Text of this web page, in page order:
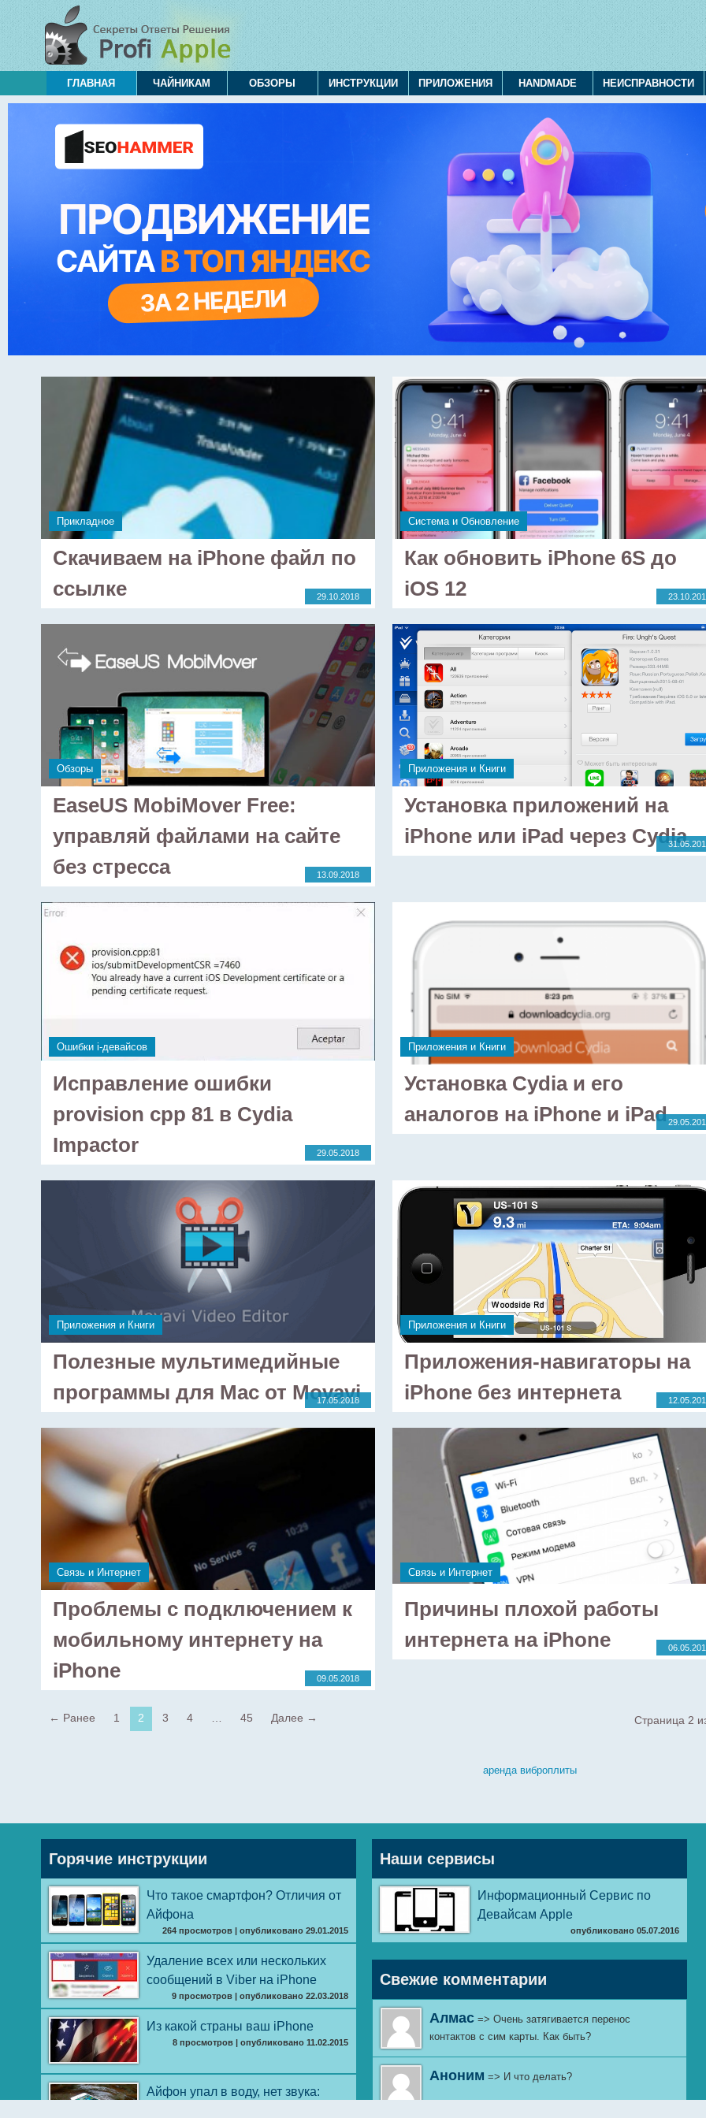
ГЛАВНАЯ ЧАЙНИКАМ ОБЗОРЫ ИНСТРУКЦИИ ПРИЛОЖЕНИЯ HANDMADE НЕИСПРАВНОСТИ
Прикладное
Скачиваем на iPhone файл по
ссылке
29.10.2018
Система и Обновление
Как обновить iPhone 6S до
iOS 12
Обзоры
EaseUS MobiMover Free:
управляй файлами на сайте
без стресса
13.09.2018
Приложения и Книги
Установка приложений на
iPhone или iPad через Cydia
Ошибки i-девайсов
Исправление ошибки
provision cpp 81 в Cydia
Impactor
29.05.2018
Приложения и Книги
Установка Cydia и его
аналогов на iPhone и iPad
Приложения и Книги
Полезные мультимедийные
программы для Mac от Movavi
17.05.2018
Приложения и Книги
Приложения-навигаторы на
iPhone без интернета
Связь и Интернет
Проблемы с подключением к
мобильному интернету на
iPhone
09.05.2018
Связь и Интернет
Причины плохой работы
интернета на iPhone
← Ранее 1 2 3 4 45 Далее → Страница 2
аренда виброплиты
Горячие инструкции
Что такое смартфон? Отличия от
Айфона
264 просмотров| опубликовано 29.01.2015
Удаление всех или нескольких
сообщений в Viber на iPhone
9 просмотров| опубликовано 22.03.2018
Из какой страны ваш iPhone
8 просмотров| опубликовано 11.02.2015
Айфон упал в воду, нет звука:
Наши сервисы
Информационный Сервис по
Девайсам Apple
опубликовано 05.07.2016
Свежие комментарии
Алмас=> Очень затягивается перенос
контактов с сим карты. Как быть?
Аноним => И что делать?